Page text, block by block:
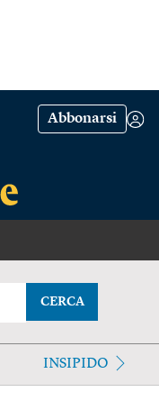
Abbonarsi
CERCA
INSIPIDO